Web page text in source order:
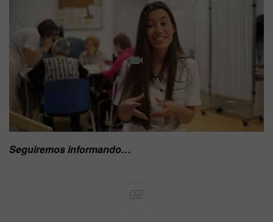
Seguiremos informando…
Ad